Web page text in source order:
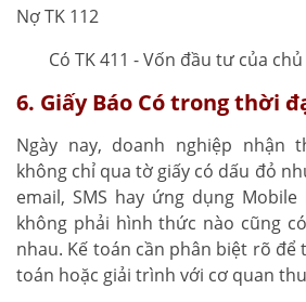
Nợ TK 112
Có TK 411 - Vốn đầu tư của
6. Giấy Báo Có trong thời
Ngày nay, doanh nghiệp nhận
không chỉ qua tờ giấy có dấu đỏ
email, SMS hay ứng dụng Mobile
không phải hình thức nào cũng
nhau. Kế toán cần phân biệt rõ
toán hoặc giải trình với cơ quan